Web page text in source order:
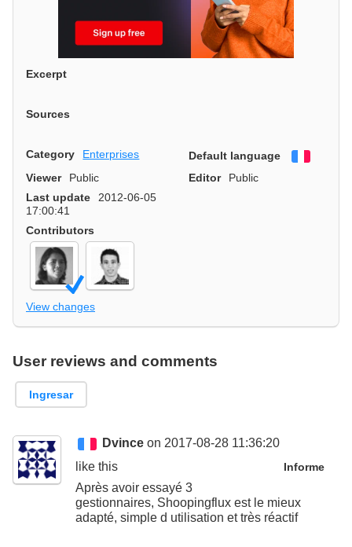
Excerpt
Sources
Category Enterprises Default language
Viewer
Public Editor
Public
Last update
2012-06-05
17:00:41
Contributors
View changes
User reviews and comments
Ingresar
Dvince on 2017-08-28 11:36:20
Informe
like this
Après avoir essayé 3
gestionnaires, Shoopingflux est le mieux
adapté, simple d utilisation et très réactif